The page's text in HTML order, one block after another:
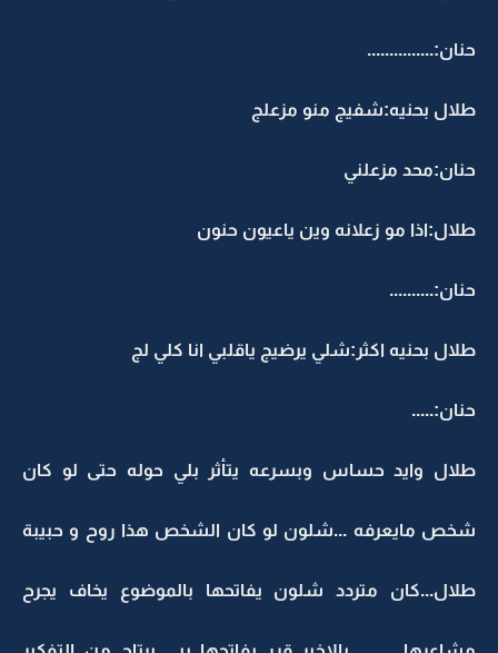
حنان:...............
طلال بحنيه:شفيج منو مزعلج
حنان:محد مزعلني
طلال:اذا مو زعلانه وين ياعيون حنون
حنان:..........
طلال بحنيه اكثر:شلي يرضيج ياقلبي انا كلي لج
حنان:.....
طلال وايد حساس وبسرعه يتأثر بلي حوله حتى لو كان
شخص مايعرفه ...شلون لو كان الشخص هذا روح و حبيبة
طلال...كان متردد شلون يفاتحها بالموضوع يخاف يجرح